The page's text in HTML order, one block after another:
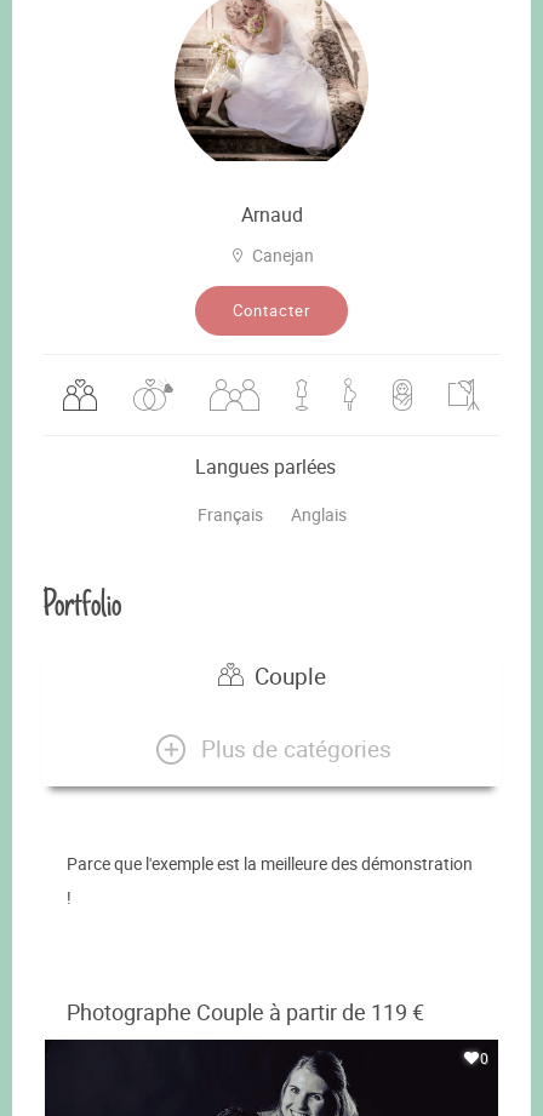
Arnaud
Canejan
Contacter
Langues parlées
Français Anglais
Portfolio
Couple
Plus de catégories
Parce que l'exemple est la meilleure des démonstration
!
Photographe Couple à partir de 119 €
0